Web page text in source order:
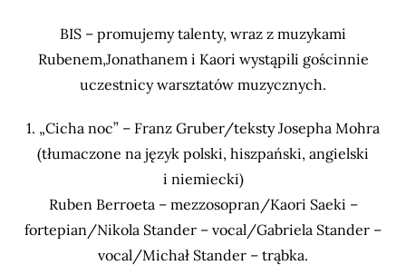
BIS – promujemy talenty, wraz z muzykami
Rubenem,Jonathanem i Kaori wystąpili gościnnie
uczestnicy warsztatów muzycznych.
1. „Cicha noc” – Franz Gruber/teksty Josepha Mohra
(tłumaczone na język polski, hiszpański, angielski
i niemiecki)
Ruben Berroeta – mezzosopran/Kaori Saeki –
fortepian/Nikola Stander – vocal/Gabriela Stander –
vocal/Michał Stander – trąbka.